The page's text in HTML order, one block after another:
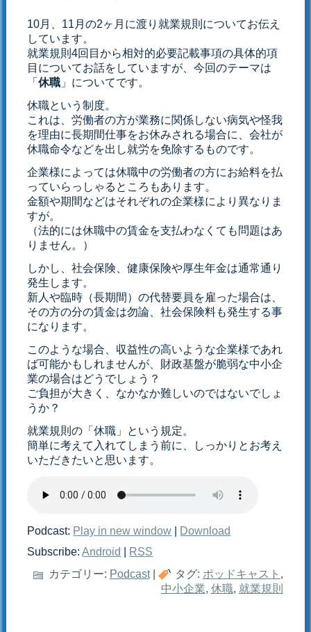
10月、11月の2ヶ月に渡り就業規則についてお伝え
しています。
就業規則4回目から相対的必要記載事項の具体的項
目についてお話をしていますが、今回のテーマは
「休職 」についてです。
休職という制度。
これは、労働者の方が業務に関係しない病気や怪我
を理由に長期間仕事をお休みされる場合に、会社が
休職命令などを出し就労を免除するものです。
企業様によっては休職中の労働者の方にお給料を払
っていらっしゃるところもあります。
金額や期間などはそれぞれの企業様により異なりま
すが。
（法的には休職中の賃金を支払わなくても問題はあ
りません。）
しかし、社会保険、健康保険や厚生年金は通常通り
発生します。
新人や臨時（長期間）の代替要員を雇った場合は、
その方の分の賃金は勿論、社会保険料も発生する事
になります。
このような場合、収益性の高いような企業様であれ
ば可能かもしれませんが、財政基盤が脆弱な中小企
業の場合はどうでしょう？
ご負担が大きく、なかなか難しいのではないでしょ
うか？
就業規則の「休職」という規定。
簡単に考えて入れてしまう前に、しっかりとお考え
いただきたいと思います。
Podcast: Play in new window
Download
Subscribe:Android
RSS
カテゴリー: Podcast| タグ: ポッドキャスト ,
中小企業, 休職, 就業規則